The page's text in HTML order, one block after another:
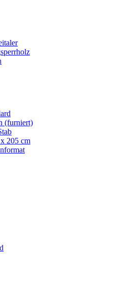
(furniert)
205 cm